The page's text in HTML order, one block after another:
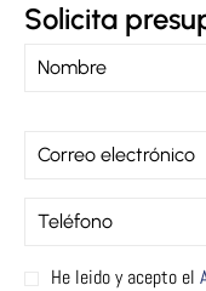
Solicita
He leido y acepto el